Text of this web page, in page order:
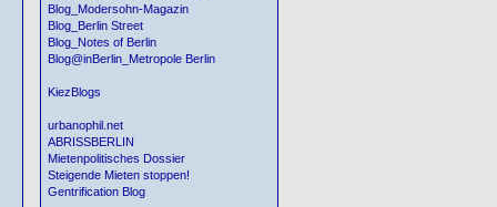
Blog_Modersohn-Magazin
Blog_Berlin Street
Blog_Notes of Berlin
Blog@inBerlin_Metropole Berlin
KiezBlogs
urbanophil.net
ABRISSBERLIN
Mietenpolitisches Dossier
Steigende Mieten stoppen!
Gentrification Blog